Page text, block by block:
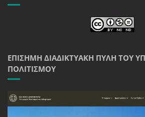
ΕΠΊΣΗΜΗ ΔΙΑΔΙΚΤΥΑΚΉ ΠΎΛΗ ΤΟΥ
ΠΟΛΙΤΙΣΜΟΎ